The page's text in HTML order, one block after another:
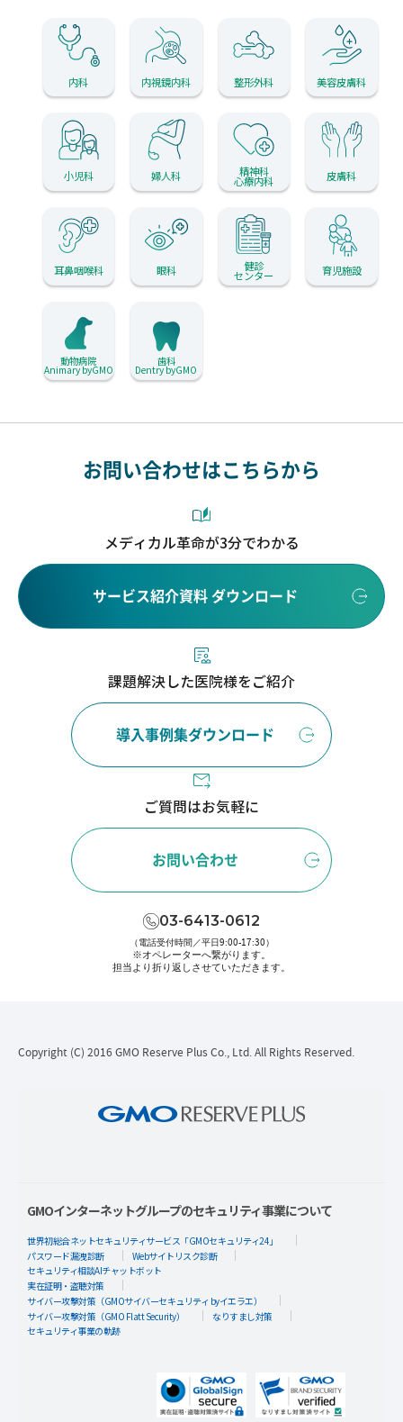
内科 内視鏡内科 整形外科 美容皮膚科
小児科 婦人科 精神科
心療内科 皮膚科
耳鼻咽喉科 眼科 健診
センター 育児施設
動物病院
Animary byGMO
歯科
Dentry byGMO
お問い合わせはこちらから
メディカル革命が3分でわかる
サービス紹介資料 ダウンロード
課題解決した医院様をご紹介
導入事例集ダウンロード
ご質問はお気軽に
お問い合わせ
03-6413-0612
（電話受付時間／平日9:00-17:30）
※オペレーターへ繋がります。
担当より折り返しさせていただきます。
Copyright (C) 2016 GMO Reserve Plus Co., Ltd. All Rights Reserved.
GMOインターネットグループのセキュリティ事業について
世界初総合ネットセキュリティサービス「GMOセキュリティ24」
パスワード漏洩診断
Webサイトリスク診断
セキュリティ相談AIチャットボット
実在証明・盗聴対策
サイバー攻撃対策（GMOサイバーセキュリティ byイエラエ）
サイバー攻撃対策（GMO Flatt Security）
なりすまし対策
セキュリティ事業の軌跡